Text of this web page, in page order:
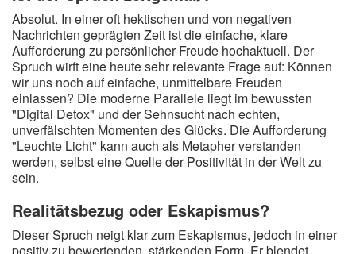
Absolut. In einer oft hektischen und von negativen
Nachrichten geprägten Zeit ist die einfache, klare
Aufforderung zu persönlicher Freude hochaktuell. Der
Spruch wirft eine heute sehr relevante Frage auf: Können
wir uns noch auf einfache, unmittelbare Freuden
einlassen? Die moderne Parallele liegt im bewussten
"Digital Detox" und der Sehnsucht nach echten,
unverfälschten Momenten des Glücks. Die Aufforderung
"Leuchte Licht" kann auch als Metapher verstanden
werden, selbst eine Quelle der Positivität in der Welt zu
sein.
Realitätsbezug oder Eskapismus?
Dieser Spruch neigt klar zum Eskapismus, jedoch in einer